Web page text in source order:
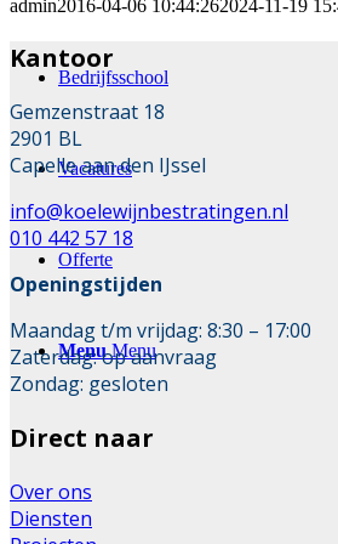
Bedrijfsschool
Vacatures
Offerte
Menu Menu
admin2016-04-06 10:44:262024-11-19
Kantoor
Gemzenstraat 18
2901 BL
Capelle aan den IJssel
info@koelewijnbestratingen.nl
010 442 57 18
Openingstijden
Maandag t/m vrijdag: 8:30 – 17:00
Zaterdag: op aanvraag
Zondag: gesloten
Direct naar
Over ons
Diensten